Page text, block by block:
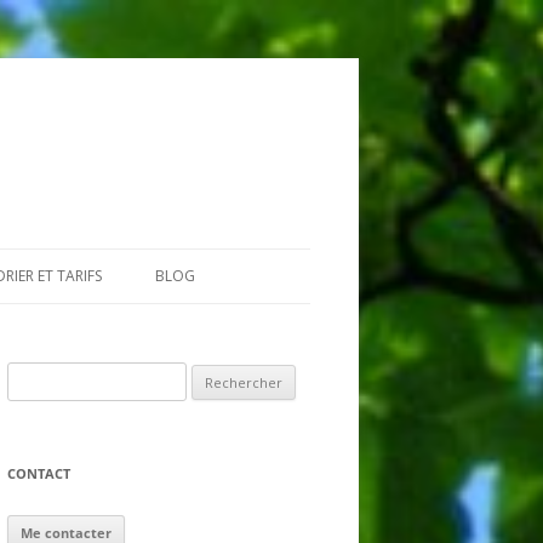
ET TARIFS BLOG
CONTACT
Me contacter